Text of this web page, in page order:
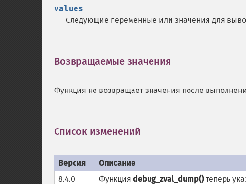
values
Следующие переменные или значения для
Возвращаемые значения
Функция не возвращает значения после
Список изменений
Версия
Описание
8.4.0
Функция debug_zval_dump()теперь